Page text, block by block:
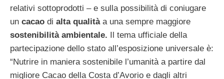
relativi sottoprodotti – e sulla possibilità di coniugare
un cacao di alta qualitàa una sempre maggiore
sostenibilità ambientale. Il tema ufficiale della
partecipazione dello stato all’esposizione universale è:
“Nutrire in maniera sostenibile l’umanità a partire dal
migliore Cacao della Costa d’Avorio e dagli altri